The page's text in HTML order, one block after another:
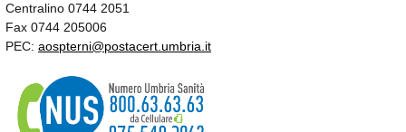
Centralino 0744 2051
Fax 0744 205006
PEC: aospterni@postacert.umbria.it